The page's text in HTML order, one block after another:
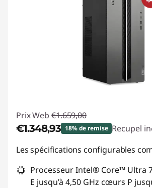
Prix Web €1.659,00
€1.348,93 18% de remise Recupel
Bons de réduction en ligne :-
Code de réduction : TOP-GAMING
Les spécifications configurables
Processeur Intel® Core™ Ultra
E jusqu’à 4,50 GHz cœurs P